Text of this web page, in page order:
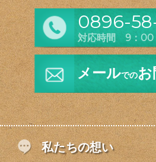
0896-
対応時間 9：00
メールでのお
私たちの想い